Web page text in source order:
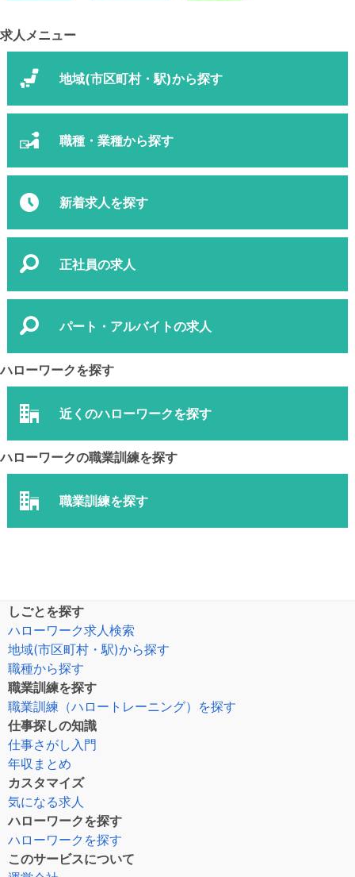
求人メニュー
地域(市区町村・駅)から探す
職種・業種から探す
新着求人を探す
正社員の求人
パート・アルバイトの求人
ハローワークを探す
近くのハローワークを探す
ハローワークの職業訓練を探す
職業訓練を探す
しごとを探す
ハローワーク求人検索
地域(市区町村・駅)から探す
職種から探す
職業訓練を探す
職業訓練（ハロートレーニング）を探す
仕事探しの知識
仕事さがし入門
年収まとめ
カスタマイズ
気になる求人
ハローワークを探す
ハローワークを探す
このサービスについて